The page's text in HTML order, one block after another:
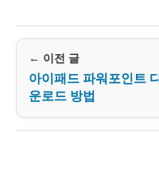
← 이전 글
아이패드 파워포인트
운로드 방법